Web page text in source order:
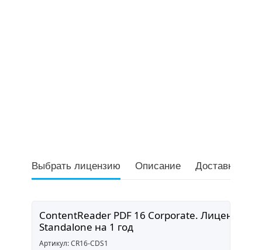
Выбрать лицензию Описание Доставка и
ContentReader PDF 16 Corporate. Лицензия
Standalone на 1 год
Артикул: CR16-CDS1